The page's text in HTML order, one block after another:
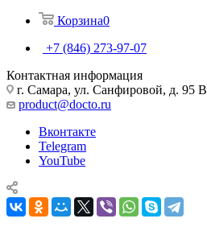
Корзина0
+7 (846) 273-97-07
Контактная информация
г. Самара, ул. Санфировой, д. 95 В
product@docto.ru
Вконтакте
Telegram
YouTube